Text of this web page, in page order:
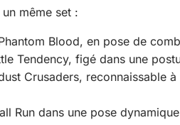
même set :
Blood, en pose de
Tendency, figé dans une
Crusaders, reconnaissable
Run dans une pose